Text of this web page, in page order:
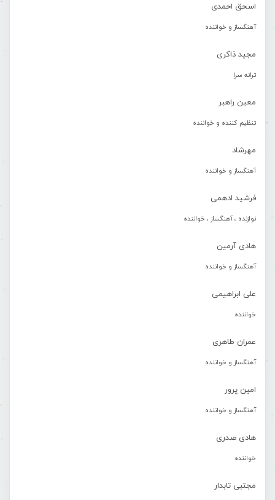
اسحق احمدی
آهنگساز و خواننده
مجید ذاکری
ترانه سرا
معین راهبر
تنظیم کننده و خواننده
مهرشاد
آهنگساز و خواننده
فرشید ادهمی
نوازنده ، آهنگساز ، خواننده
هادی آرمین
آهنگساز و خواننده
علی ابراهیمی
خواننده
عمران طاهری
آهنگساز و خواننده
امین پرور
آهنگساز و خواننده
هادی صدری
خواننده
مجتبی تابدار